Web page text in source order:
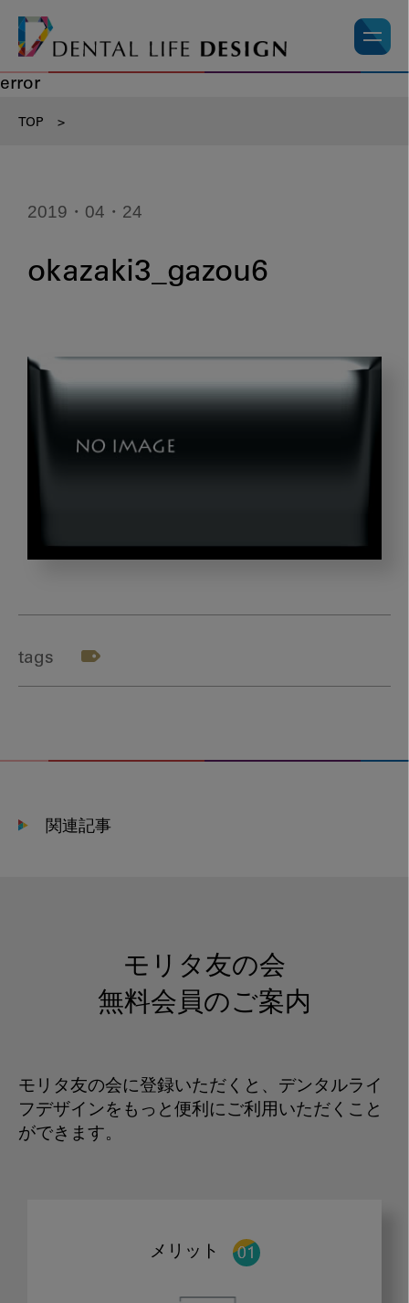
error
TOP >
2019・04・24
okazaki3_gazou6
tags
関連記事
モリタ友の会
無料会員のご案内
モリタ友の会に登録いただくと、デンタルライ
フデザインをもっと便利にご利用いただくこと
ができます。
メリット